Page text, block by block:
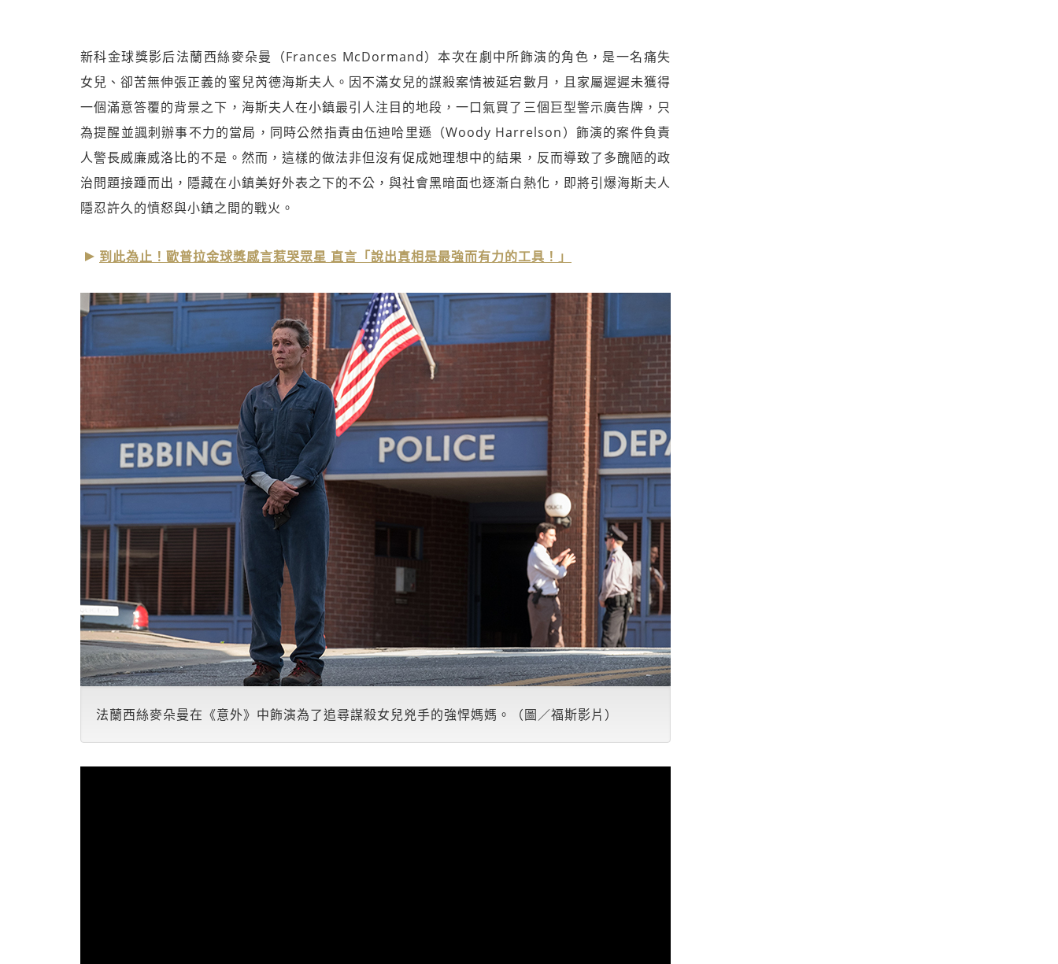
新科金球獎影后法蘭西絲麥朵曼（Frances McDormand）本次在劇中所飾演的角色，是一名痛失
女兒、卻苦無伸張正義的蜜兒芮德海斯夫人。因不滿女兒的謀殺案情被延宕數月，且家屬遲遲未獲得
一個滿意答覆的背景之下，海斯夫人在小鎮最引人注目的地段，一口氣買了三個巨型警示廣告牌，只
為提醒並諷刺辦事不力的當局，同時公然指責由伍迪哈里遜（Woody Harrelson）飾演的案件負責
人警長威廉威洛比的不是。然而，這樣的做法非但沒有促成她理想中的結果，反而導致了多醜陋的政
治問題接踵而出，隱藏在小鎮美好外表之下的不公，與社會黑暗面也逐漸白熱化，即將引爆海斯夫人
隱忍許久的憤怒與小鎮之間的戰火。
到此為止！歐普拉金球獎感言惹哭眾星 直言「說出真相是最強而有力的工具！」
法蘭西絲麥朵曼在《意外》中飾演為了追尋謀殺女兒兇手的強悍媽媽。（圖／福斯影片）